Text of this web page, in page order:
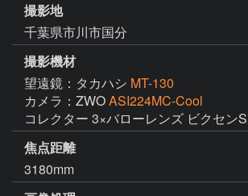
撮影地
千葉県市川市国分
撮影機材
望遠鏡：タカハシ MT-130
カメラ：ZWOASI224MC-Cool
コレクター 3×バローレンズ ビクセン
焦点距離
3180mm